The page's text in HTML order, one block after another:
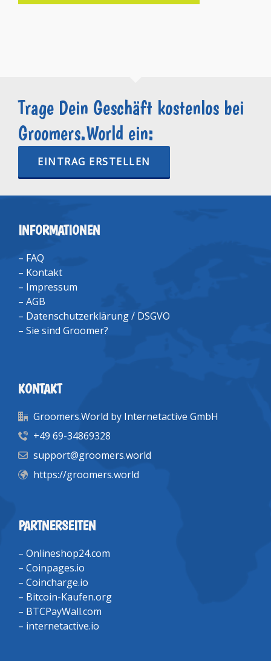
Trage Dein Geschäft kostenlos bei
Groomers.World ein:
EINTRAG ERSTELLEN
INFORMATIONEN
– FAQ
– Kontakt
– Impressum
– AGB
– Datenschutzerklärung / DSGVO
– Sie sind Groomer?
KONTAKT
Groomers.World by Internetactive GmbH
+49 69-34869328
support@groomers.world
https://groomers.world
PARTNERSEITEN
– Onlineshop24.com
– Coinpages.io
– Coincharge.io
– Bitcoin-Kaufen.org
– BTCPayWall.com
– internetactive.io